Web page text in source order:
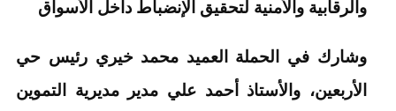
والرقابية والأمنية لتحقيق الإنضباط داخل الأسواق
وشارك في الحملة العميد محمد خيري رئيس حي
الأربعين، والأستاذ أحمد علي مدير مديرية التموين